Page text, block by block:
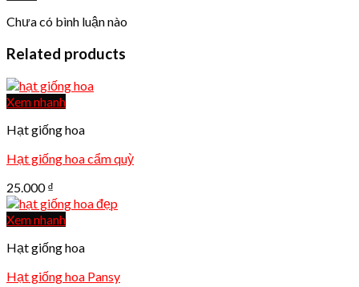
Chưa có bình luận nào
Related products
Xem nhanh
Hạt giống hoa
Hạt giống hoa cẩm quỳ
25.000₫
Xem nhanh
Hạt giống hoa
Hạt giống hoa Pansy